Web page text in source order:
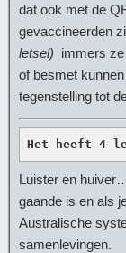
dat ook met de
gevaccineerden
letsel) immers
of besmet
tegenstelling tot
Het heeft 4
Luister en
gaande is en als
Australische
samenlevingen.